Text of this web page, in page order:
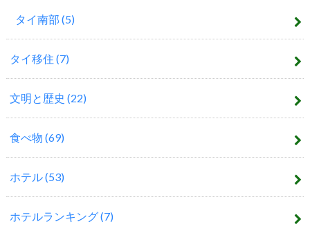
タイ南部 (5)
タイ移住 (7)
文明と歴史 (22)
食べ物 (69)
ホテル(53)
ホテルランキング(7)